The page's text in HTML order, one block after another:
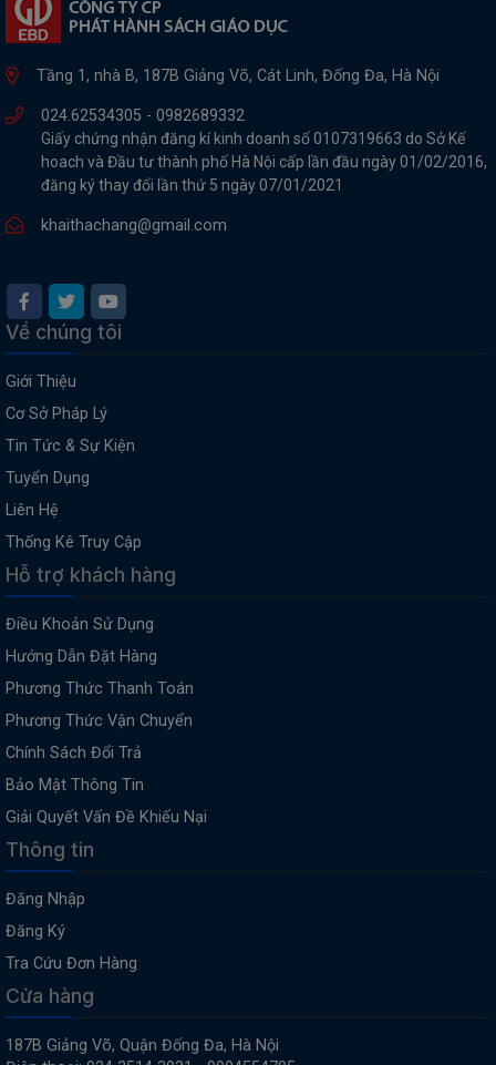
Tầng 1, nhà B, 187B Giảng Võ, Cát Linh, Đống Đa, Hà Nội
024.62534305 - 0982689332
Giấy chứng nhận đăng kí kinh doanh số 0107319663 do Sở Kế
hoach và Đầu tư thành phố Hà Nội cấp lần đầu ngày 01/02/2016,
đăng ký thay đổi lần thứ 5 ngày 07/01/2021
khaithachang@gmail.com
Về chúng tôi
Giới Thiệu
Cơ Sở Pháp Lý
Tin Tức & Sự Kiện
Tuyển Dụng
Liên Hệ
Thống Kê Truy Cập
Hỗ trợ khách hàng
Điều Khoản Sử Dụng
Hướng Dẫn Đặt Hàng
Phương Thức Thanh Toán
Phương Thức Vận Chuyển
Chính Sách Đổi Trả
Bảo Mật Thông Tin
Giải Quyết Vấn Đề Khiếu Nại
Thông tin
Đăng Nhập
Đăng Ký
Tra Cứu Đơn Hàng
Cửa hàng
187B Giảng Võ, Quận Đống Đa, Hà Nội